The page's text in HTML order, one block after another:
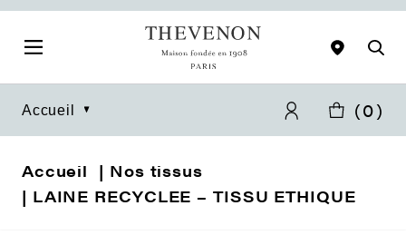
Accueil (0)
Accueil
Nos tissus
LAINE RECYCLEE – TISSU ETHIQUE